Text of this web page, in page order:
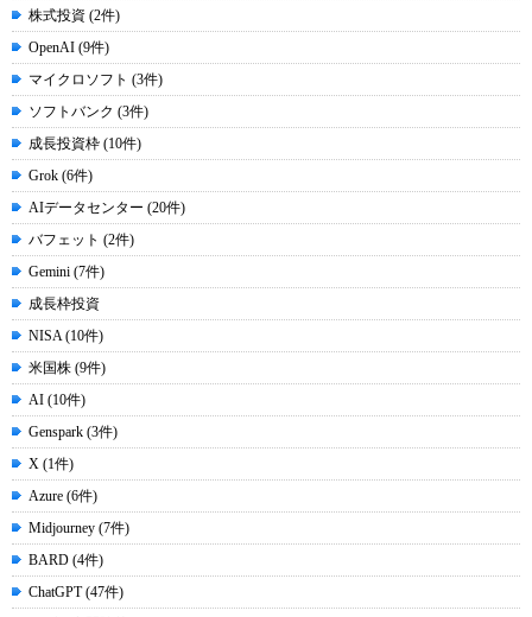
株式投資 (2件)
OpenAI (9件)
マイクロソフト (3件)
ソフトバンク (3件)
成長投資枠 (10件)
Grok (6件)
AIデータセンター (20件)
バフェット (2件)
Gemini (7件)
成長枠投資
NISA (10件)
米国株 (9件)
AI (10件)
Genspark (3件)
X (1件)
Azure (6件)
Midjourney (7件)
BARD (4件)
ChatGPT (47件)